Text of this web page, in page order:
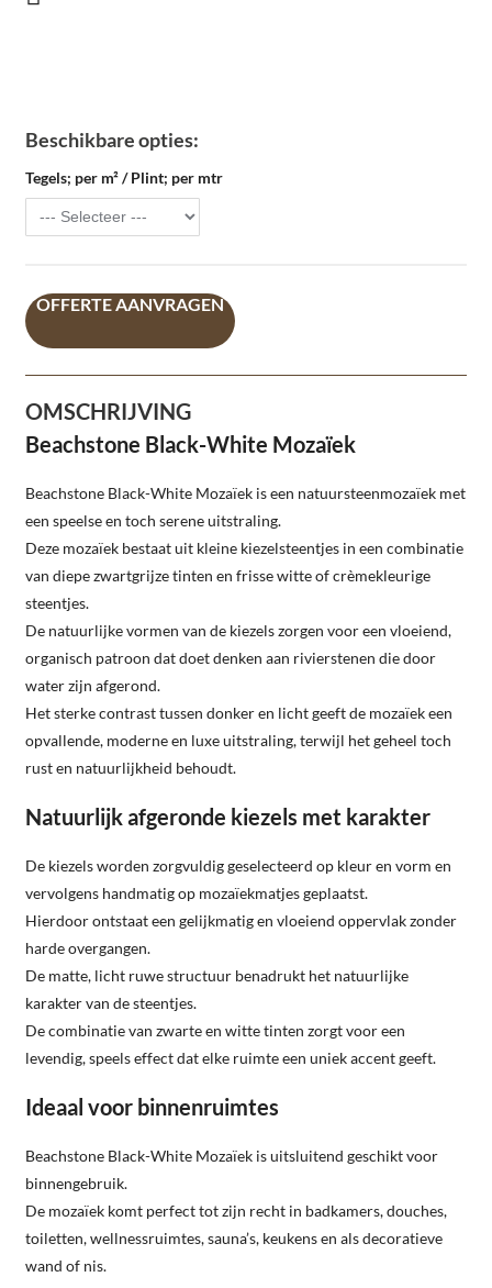
Beschikbare opties:
Tegels; per m² / Plint; per mtr
OFFERTE AANVRAGEN
OMSCHRIJVING
Beachstone Black-White Mozaïek
Beachstone Black-White Mozaïek is een natuursteenmozaïek met
een speelse en toch serene uitstraling.
Deze mozaïek bestaat uit kleine kiezelsteentjes in een combinatie
van diepe zwartgrijze tinten en frisse witte of crèmekleurige
steentjes.
De natuurlijke vormen van de kiezels zorgen voor een vloeiend,
organisch patroon dat doet denken aan rivierstenen die door
water zijn afgerond.
Het sterke contrast tussen donker en licht geeft de mozaïek een
opvallende, moderne en luxe uitstraling, terwijl het geheel toch
rust en natuurlijkheid behoudt.
Natuurlijk afgeronde kiezels met karakter
De kiezels worden zorgvuldig geselecteerd op kleur en vorm en
vervolgens handmatig op mozaïekmatjes geplaatst.
Hierdoor ontstaat een gelijkmatig en vloeiend oppervlak zonder
harde overgangen.
De matte, licht ruwe structuur benadrukt het natuurlijke
karakter van de steentjes.
De combinatie van zwarte en witte tinten zorgt voor een
levendig, speels effect dat elke ruimte een uniek accent geeft.
Ideaal voor binnenruimtes
Beachstone Black-White Mozaïek is uitsluitend geschikt voor
binnengebruik.
De mozaïek komt perfect tot zijn recht in badkamers, douches,
toiletten, wellnessruimtes, sauna’s, keukens en als decoratieve
wand of nis.